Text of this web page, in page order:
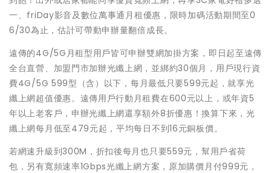
一、friDay影音及數位萬事通月租優惠，限時加碼活動期間至0
6/30為止，估計可帶動申辦量翻倍成長。
遠傳的4G/5G月租型用戶皆可申辦雙網加掛方案，即日起至遠傳
全台直營、加盟門市加辦光纖上網，並綁約30個月，用戶現行資
費4G/5G 599型（含）以下，每月最低只要599元起，就享光
纖上網超值優惠。遠傳用戶行動月租費在600元以上，或年資5
年以上老客戶，申辦光纖上網還享額外8折優惠！換算下來，光
纖上網每月低至479元起，平均每日不到16元銅板價。
若網速升級到300M，折扣後每月也只要559元，幫用戶省荷
包，另有寬頻速率1Gbps光纖上網方案，原加購價月付999元，